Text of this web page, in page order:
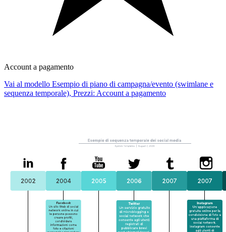
Account a pagamento
Vai al modello Esempio di piano di campagna/evento (swimlane e
sequenza temporale), Prezzi: Account a pagamento